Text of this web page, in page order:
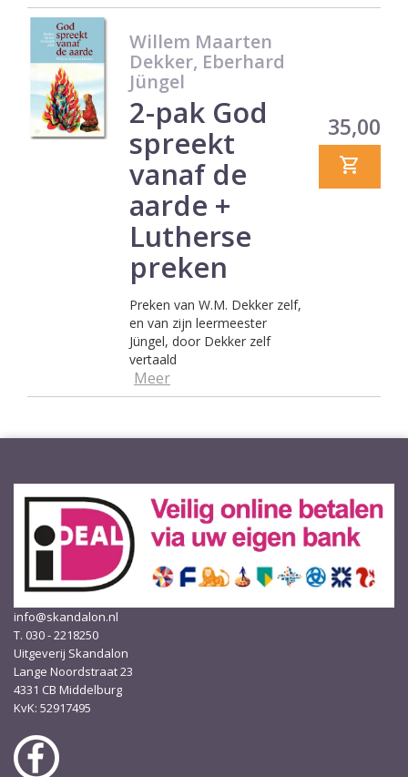
Willem Maarten
Dekker, Eberhard
Jüngel
2-pak God
spreekt
vanaf de
aarde +
Lutherse
preken
Preken van W.M. Dekker zelf,
en van zijn leermeester
Jüngel, door Dekker zelf
vertaald
Meer
Prijs
35,00
info@skandalon.nl
T. 030 - 2218250
Uitgeverij Skandalon
Lange Noordstraat 23
4331 CB Middelburg
KvK: 52917495